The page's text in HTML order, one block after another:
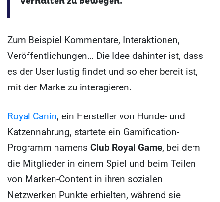
Zum Beispiel Kommentare, Interaktionen,
Veröffentlichungen… Die Idee dahinter ist, dass
es der User lustig findet und so eher bereit ist,
mit der Marke zu interagieren.
Royal Canin, ein Hersteller von Hunde- und
Katzennahrung, startete ein Gamification-
Programm namens Club Royal Game, bei dem
die Mitglieder in einem Spiel und beim Teilen
von Marken-Content in ihren sozialen
Netzwerken Punkte erhielten, während sie